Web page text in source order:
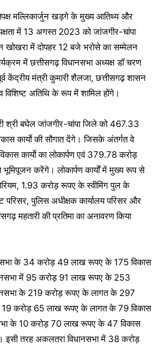
मल्लिकार्जुन खड़गे के मुख्य आतिथ्य और
में 13 अगस्त 2023 को जांजगीर-चांपा
खोखरा में दोपहर 12 बजे भरोसे का सम्मेलन
में छत्तीसगढ़ विधानसभा अध्यक्ष डॉ चरण
केंद्रीय मंत्री कुमारी शैलजा, छत्तीसगढ़ शासन
अतिथि के रूप में शामिल होंगे।
श्री बघेल जांजगीर-चांपा जिले को 467.33
कार्याे की सौगात देंगे। जिसके अंतर्गत वे
कार्याे का लोकार्पण एवं 379.78 करोड़
भूमिपूजन करेंगे। लोकार्पण कार्यों में मुख्य रूप से
1.93 करोड़ रूपए के स्वीमिंग पुल के
परिसर, पुलिस अधीक्षक कार्यालय परिसर और
महतारी की प्रतिमा का अनावरण किया
के 34 करोड़ 49 लाख रूपए के 175 विकास
में 95 करोड़ 91 लाख रूपए के 253
के 219 करोड़ रूपए के लागत के 297
के 19 करोड़ 65 लाख रूपए के लागत के 79 विकास
के 10 करोड़ 70 लाख रूपए के 47 विकास
इसी तरह अकलतरा विधानसभा में 38 करोड़